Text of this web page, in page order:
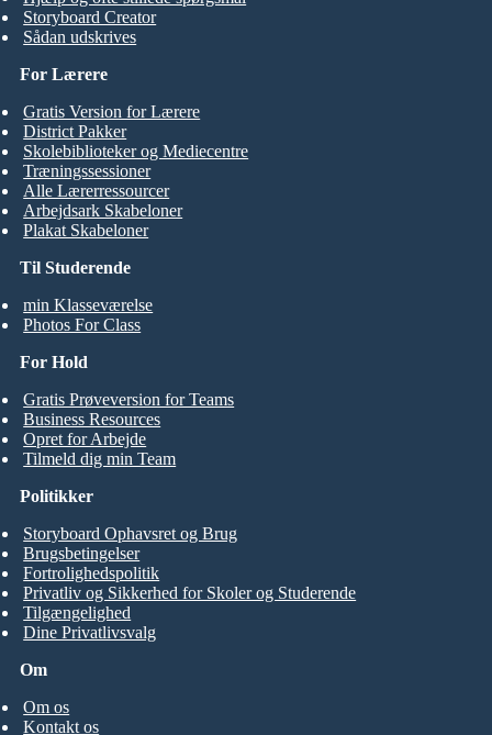
Storyboard Creator
Sådan udskrives
Til Studerende
min Klasseværelse
Photos For Class
For Lærere
Gratis Version for Lærere
District Pakker
Skolebiblioteker og Mediecentre
Træningssessioner
Alle Lærerressourcer
Arbejdsark Skabeloner
Plakat Skabeloner
For Hold
Gratis Prøveversion for Teams
Business Resources
Opret for Arbejde
Tilmeld dig min Team
Om
Om os
Kontakt os
Politikker
Storyboard Ophavsret og Brug
Brugsbetingelser
Fortrolighedspolitik
Privatliv og Sikkerhed for Skoler og Studerende
Tilgængelighed
Dine Privatlivsvalg